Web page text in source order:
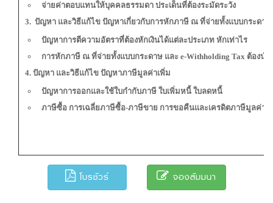
จ่ายค่าตอบแทนให้บุคคลธรรมดา ประเด็นที่ต้องระมัดระวัง
3. ปัญหา และวิธีแก้ไข ปัญหาเกี่ยวกับการหักภาษี ณ ที่จ่ายทั้งแบบกระดาษ
ปัญหาการตีความอัตราที่ต้องหักเงินได้แต่ละประเภท หักเท่าไร
การหักภาษี ณ ที่จ่ายทั้งแบบกระดาษ และ e-Withholding Tax ต้องนำ
4. ปัญหา และวิธีแก้ไข ปัญหาภาษีมูลค่าเพิ่ม
ปัญหาการออกและใช้ใบกำกับภาษี ใบเพิ่มหนี้ ใบลดหนี้
ภาษีซื้อ การเฉลี่ยภาษีซื้อ-ภาษีขาย การขอคืนและเครดิตภาษีมูลค่าเ
โบรชัวร์ จองสัมมนา